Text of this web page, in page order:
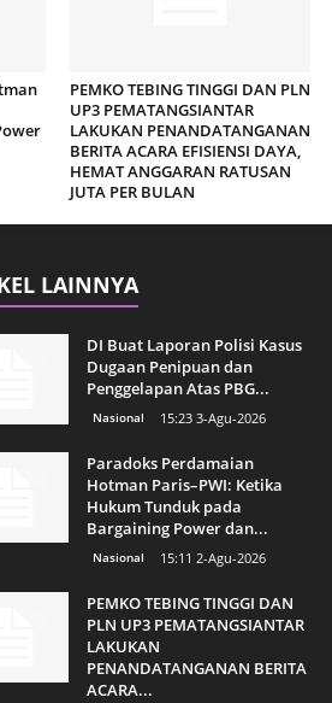
PEMKO TEBING TINGGI DAN PLN
UP3 PEMATANGSIANTAR
LAKUKAN PENANDATANGANAN
BERITA ACARA EFISIENSI DAYA,
HEMAT ANGGARAN RATUSAN
JUTA PER BULAN
LAINNYA
DI Buat Laporan Polisi Kasus
Dugaan Penipuan dan
Penggelapan Atas PBG...
Nasional 15:23 3-Agu-2026
Paradoks Perdamaian
Hotman Paris–PWI: Ketika
Hukum Tunduk pada
Bargaining Power dan...
Nasional 15:11 2-Agu-2026
PEMKO TEBING TINGGI DAN
PLN UP3 PEMATANGSIANTAR
LAKUKAN
PENANDATANGANAN BERITA
ACARA...